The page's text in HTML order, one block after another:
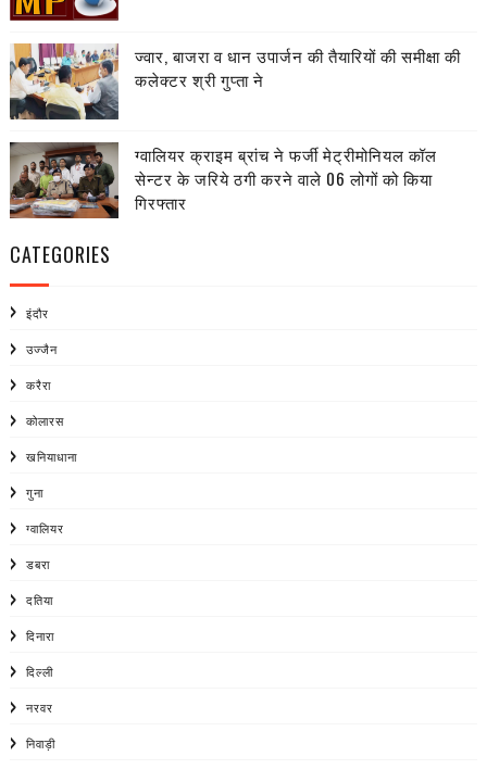
ज्वार, बाजरा व धान उपार्जन की तैयारियों की समीक्षा की
कलेक्टर श्री गुप्ता ने
ग्वालियर क्राइम ब्रांच ने फर्जी मेट्रीमोनियल कॉल
सेन्टर के जरिये ठगी करने वाले 06 लोगों को किया
गिरफ्तार
CATEGORIES
इंदौर
उज्जैन
करैरा
कोलारस
खनियाधाना
गुना
ग्वालियर
डबरा
दतिया
दिनारा
दिल्ली
नरवर
निवाड़ी